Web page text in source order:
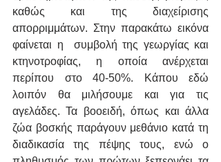
καθώς και της διαχείρισης
απορριμμάτων. Στην παρακάτω εικόνα
φαίνεται η  συμβολή της γεωργίας και
κτηνοτροφίας, η οποία ανέρχεται
περίπου στο 40-50%. Κάπου εδώ
λοιπόν θα μιλήσουμε και για τις
αγελάδες. Τα βοοειδή, όπως και άλλα
ζώα βοσκής παράγουν μεθάνιο κατά τη
διαδικασία της πέψης τους, ενώ ο